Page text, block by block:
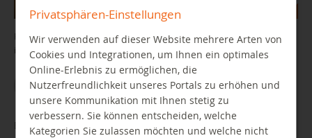
Kommt vorbei, genießt die vorweihnachtliche Stimmung während
ihr Geschenke kreiert
WEITER LESEN
Einführung/ Führerschein 3D-Drucker
Privatsphären-Einstellungen
Wir verwenden auf dieser Website mehrere Arten von
Cookies und Integrationen, um Ihnen ein optimales
Online-Erlebnis zu ermöglichen, die
Nutzerfreundlichkeit unseres Portals zu erhöhen und
unsere Kommunikation mit Ihnen stetig zu
verbessern. Sie können entscheiden, welche
Kategorien Sie zulassen möchten und welche nicht